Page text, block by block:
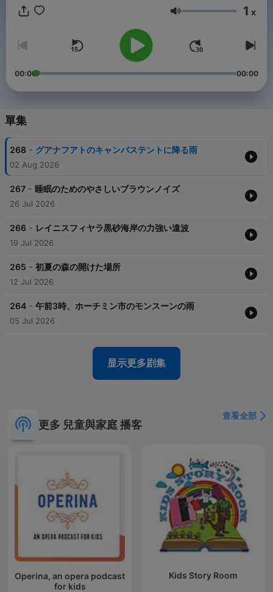
音量 1 x
00:00 00:00
單集
268 - グアナフアトのキャンバステントに降る雨
02 Aug 2026
267 - 睡眠のためのやさしいブラウンノイズ
26 Jul 2026
266 - レイニスフィヤラ黒砂海岸の力強い遠波
19 Jul 2026
265 - 初夏の森の開けた場所
12 Jul 2026
264 - 午前3時、ホーチミン市のモンスーンの雨
05 Jul 2026
显示更多剧集
更多 兒童與家庭 播客
查看全部
Operina, an opera podcast
for kids
Kids Story Room